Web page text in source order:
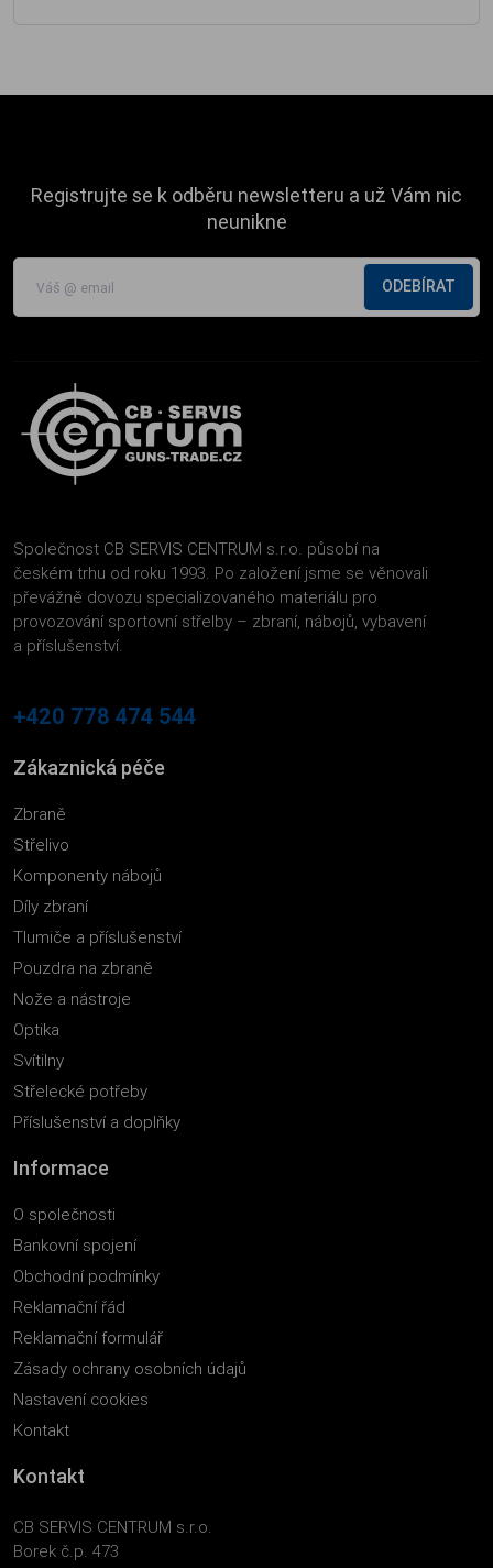
Registrujte se k odběru newsletteru a už Vám nic
neunikne
ODEBÍRAT
Společnost CB SERVIS CENTRUM s.r.o. působí na
českém trhu od roku 1993. Po založení jsme se věnovali
převážně dovozu specializovaného materiálu pro
provozování sportovní střelby – zbraní, nábojů, vybavení
a příslušenství.
+420 778 474 544
Zákaznická péče
Zbraně
Střelivo
Komponenty nábojů
Díly zbraní
Tlumiče a příslušenství
Pouzdra na zbraně
Nože a nástroje
Optika
Svítilny
Střelecké potřeby
Příslušenství a doplňky
Informace
O společnosti
Bankovní spojení
Obchodní podmínky
Reklamační řád
Reklamační formulář
Zásady ochrany osobních údajů
Nastavení cookies
Kontakt
Kontakt
CB SERVIS CENTRUM s.r.o.
Borek č.p. 473